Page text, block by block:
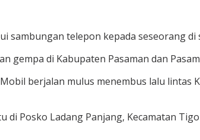
sambungan telepon kepada seseorang di
gempa di Kabupaten Pasaman dan
berjalan mulus menembus lalu lintas
Posko Ladang Panjang, Kecamatan